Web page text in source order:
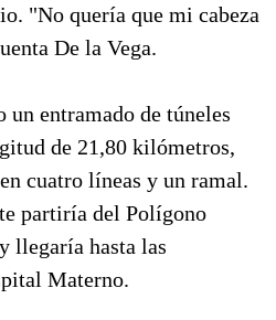
"No quería que mi cabeza
De la Vega.
un entramado de túneles
de 21,80 kilómetros,
cuatro líneas y un ramal.
partiría del Polígono
llegaría hasta las
Materno.